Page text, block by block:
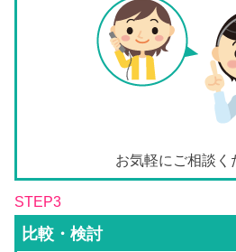
お気軽にご相談く
STEP3
比較・検討